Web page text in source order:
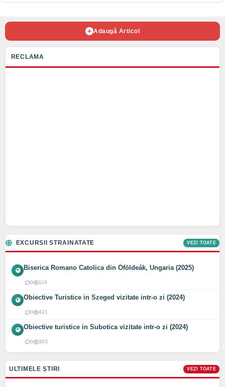
Adaugă Articol
RECLAMA
EXCURSII STRAINATATE VEZI TOATE
Biserica Romano Catolica din Óföldeák, Ungaria (2025)
0 118
Obiective Turistice in Szeged vizitate intr-o zi (2024)
0 421
Obiective turistice in Subotica vizitate intr-o zi (2024)
0 303
ULTIMELE ȘTIRI VEZI TOATE